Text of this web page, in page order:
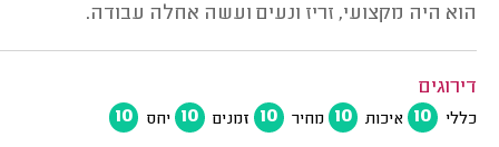
הוא היה מקצועי, זריז ונעים ועשה אחלה עבודה.
דירוגים
כללי 10 איכות 10 מחיר 10 זמנים 10 יחס 10